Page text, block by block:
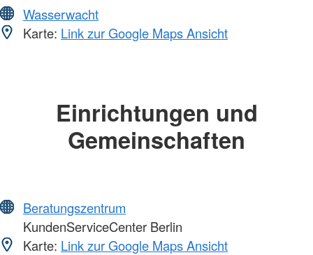
Wasserwacht
Karte: Link zur Google Maps Ansicht
Einrichtungen und
Gemeinschaften
Beratungszentrum
KundenServiceCenter Berlin
Karte: Link zur Google Maps Ansicht